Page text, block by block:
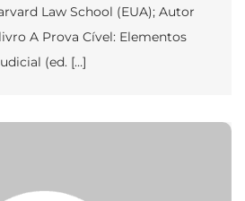
Law School (EUA); Autor
A Prova Cível: Elementos
(ed. […]